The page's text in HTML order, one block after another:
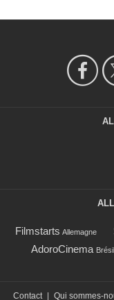
Filmstarts Allemagne
AdoroCinema Brésil
Contact Qui sommes-